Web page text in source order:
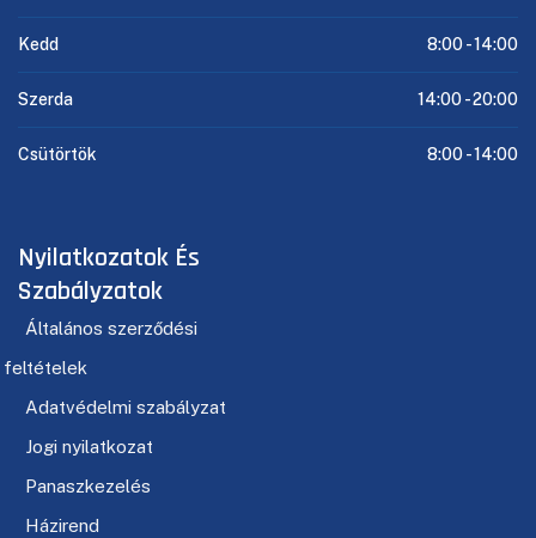
Kedd 8:00 -14:00
Szerda 14:00 -20:00
Csütörtök 8:00 -14:00
Nyilatkozatok És
Szabályzatok
Általános szerződési
feltételek
Adatvédelmi szabályzat
Jogi nyilatkozat
Panaszkezelés
Házirend